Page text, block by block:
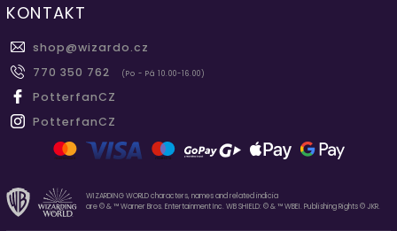
KONTAKT
shop@wizardo.cz
770 350 762
(Po - Pá 10.00-16.00)
PotterfanCZ
PotterfanCZ
WIZARDING WORLD characters, names and related indicia
are © & ™ Warner Bros. Entertainment Inc. WB SHIELD: © & ™ WBEI. Publishing Rights © JKR.